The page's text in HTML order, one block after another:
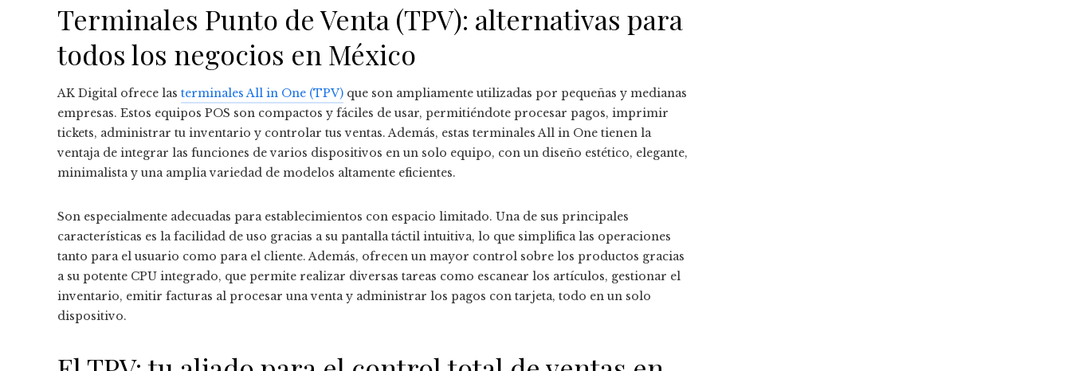
Terminales Punto de Venta (TPV): alternativas para
todos los negocios en México
AK Digital ofrece las terminales All in One (TPV) que son ampliamente utilizadas por pequeñas y medianas
empresas. Estos equipos POS son compactos y fáciles de usar, permitiéndote procesar pagos, imprimir
tickets, administrar tu inventario y controlar tus ventas. Además, estas terminales All in One tienen la
ventaja de integrar las funciones de varios dispositivos en un solo equipo, con un diseño estético, elegante,
minimalista y una amplia variedad de modelos altamente eficientes.
Son especialmente adecuadas para establecimientos con espacio limitado. Una de sus principales
características es la facilidad de uso gracias a su pantalla táctil intuitiva, lo que simplifica las operaciones
tanto para el usuario como para el cliente. Además, ofrecen un mayor control sobre los productos gracias
a su potente CPU integrado, que permite realizar diversas tareas como escanear los artículos, gestionar el
inventario, emitir facturas al procesar una venta y administrar los pagos con tarjeta, todo en un solo
dispositivo.